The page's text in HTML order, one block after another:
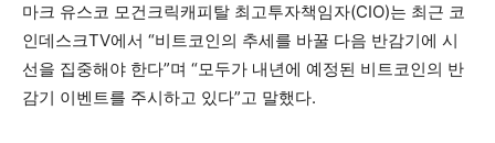
마크 유스코 모건크릭캐피탈 최고투자책임자(CIO)는 최근 코
인데스크TV에서 “비트코인의 추세를 바꿀 다음 반감기에 시
선을 집중해야 한다”며 “모두가 내년에 예정된 비트코인의 반
감기 이벤트를 주시하고 있다”고 말했다.